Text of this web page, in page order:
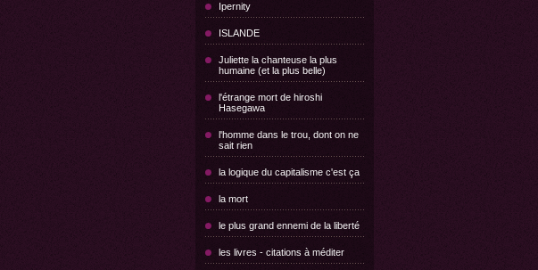
Ipernity
ISLANDE
Juliette la chanteuse la plus
humaine (et la plus belle)
l'étrange mort de hiroshi
Hasegawa
l'homme dans le trou, dont on ne
sait rien
la logique du capitalisme c'est ça
la mort
le plus grand ennemi de la liberté
les livres - citations à méditer